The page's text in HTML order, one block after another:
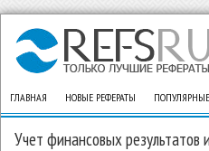
ГЛАВНАЯ НОВЫЕ РЕФЕРАТЫ ПОПУЛЯРНЫЕ
Учет финансовых результатов